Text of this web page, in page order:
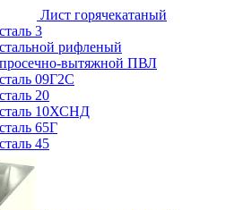
Лист горячекатаный
3
рифленый
вытяжной ПВЛ
09Г2С
20
10ХСНД
65Г
45